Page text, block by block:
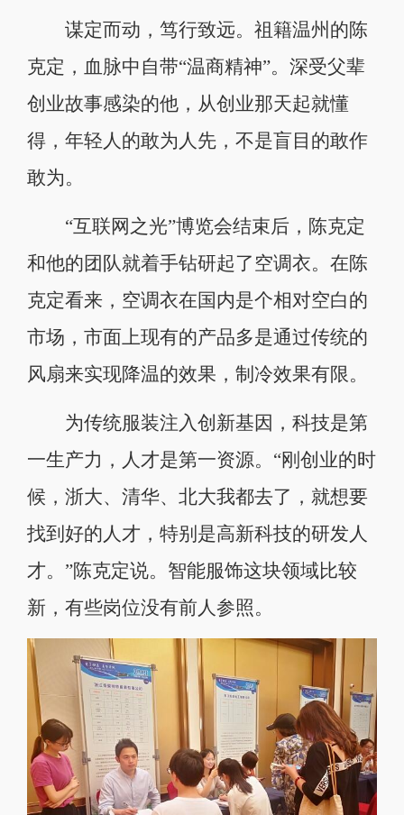
谋定而动，笃行致远。祖籍温州的陈
克定，血脉中自带“温商精神”。深受父辈
创业故事感染的他，从创业那天起就懂
得，年轻人的敢为人先，不是盲目的敢作
敢为。
“互联网之光”博览会结束后，陈克定
和他的团队就着手钻研起了空调衣。在陈
克定看来，空调衣在国内是个相对空白的
市场，市面上现有的产品多是通过传统的
风扇来实现降温的效果，制冷效果有限。
为传统服装注入创新基因，科技是第
一生产力，人才是第一资源。“刚创业的时
候，浙大、清华、北大我都去了，就想要
找到好的人才，特别是高新科技的研发人
才。”陈克定说。智能服饰这块领域比较
新，有些岗位没有前人参照。